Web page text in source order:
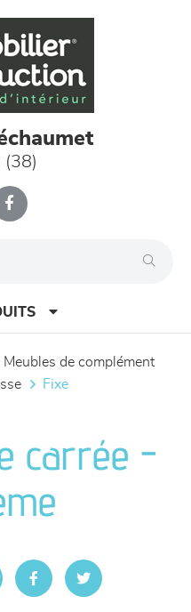
(38)
meubles de complément
fixe
carrée -